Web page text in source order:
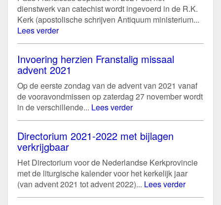
dienstwerk van catechist wordt ingevoerd in de R.K.
Kerk (apostolische schrijven Antiquum ministerium...
Lees verder
Invoering herzien Franstalig missaal
advent 2021
Op de eerste zondag van de advent van 2021 vanaf
de vooravondmissen op zaterdag 27 november wordt
in de verschillende... Lees verder
Directorium 2021-2022 met bijlagen
verkrijgbaar
Het Directorium voor de Nederlandse Kerkprovincie
met de liturgische kalender voor het kerkelijk jaar
(van advent 2021 tot advent 2022)... Lees verder